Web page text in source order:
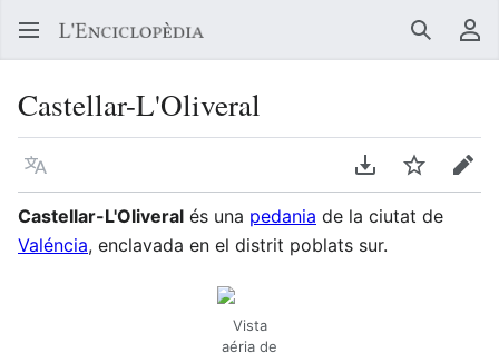
Buscar
Castellar-L'Oliveral
Llegir en un atre idioma Descarregar en
Vigilar
Castellar-L'Oliveral és una pedania de la ciutat de
Valéncia, enclavada en el distrit poblats sur.
Vista
aéria de